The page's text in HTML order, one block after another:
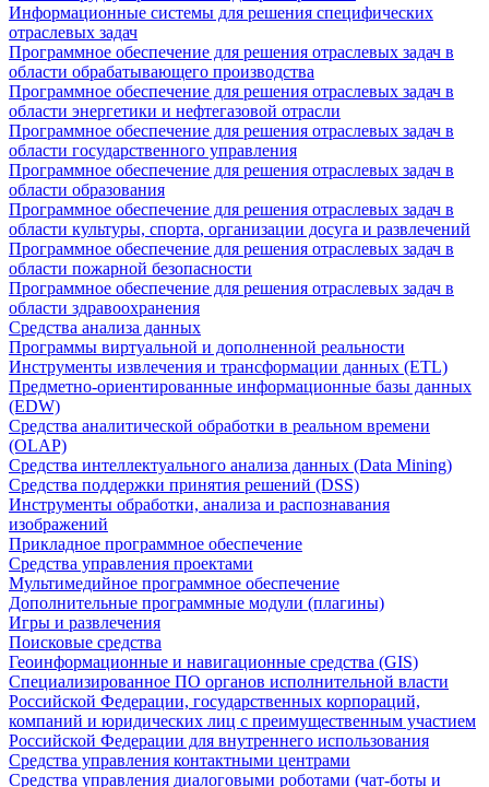
Информационные системы для решения специфических
отраслевых задач
Программное обеспечение для решения отраслевых задач в
области обрабатывающего производства
Программное обеспечение для решения отраслевых задач в
области энергетики и нефтегазовой отрасли
Программное обеспечение для решения отраслевых задач в
области государственного управления
Программное обеспечение для решения отраслевых задач в
области образования
Программное обеспечение для решения отраслевых задач в
области культуры, спорта, организации досуга и развлечений
Программное обеспечение для решения отраслевых задач в
области пожарной безопасности
Программное обеспечение для решения отраслевых задач в
области здравоохранения
Средства анализа данных
Программы виртуальной и дополненной реальности
Инструменты извлечения и трансформации данных (ETL)
Предметно-ориентированные информационные базы данных
(EDW)
Средства аналитической обработки в реальном времени
(OLAP)
Средства интеллектуального анализа данных (Data Mining)
Средства поддержки принятия решений (DSS)
Инструменты обработки, анализа и распознавания
изображений
Прикладное программное обеспечение
Средства управления проектами
Мультимедийное программное обеспечение
Дополнительные программные модули (плагины)
Игры и развлечения
Поисковые средства
Геоинформационные и навигационные средства (GIS)
Специализированное ПО органов исполнительной власти
Российской Федерации, государственных корпораций,
компаний и юридических лиц с преимущественным участием
Российской Федерации для внутреннего использования
Средства управления контактными центрами
Средства управления диалоговыми роботами (чат-боты и